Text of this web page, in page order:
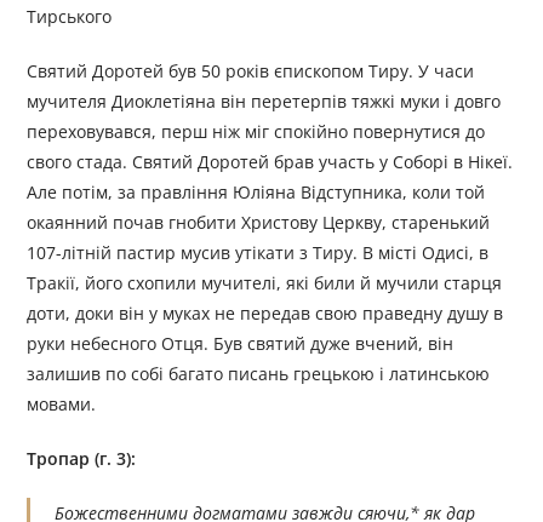
Тирського
Святий Доротей був 50 років єпископом Тиру. У часи
мучителя Диоклетіяна він перетерпів тяжкі муки і довго
переховувався, перш ніж міг спокійно повернутися до
свого стада. Святий Доротей брав участь у Соборі в Нікеї.
Але потім, за правління Юліяна Відступника, коли той
окаянний почав гнобити Христову Церкву, старенький
107-літній пастир мусив утікати з Тиру. В місті Одисі, в
Тракії, його схопили мучителі, які били й мучили старця
доти, доки він у муках не передав свою праведну душу в
руки небесного Отця. Був святий дуже вчений, він
залишив по собі багато писань грецькою і латинською
мовами.
Тропар (г. 3):
Божественними догматами завжди сяючи,* як дар